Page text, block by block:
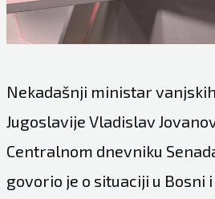
Nekadašnji ministar
Jugoslavije Vladislav
Centralnom dnevniku
govorio je o situaciji u Bosni